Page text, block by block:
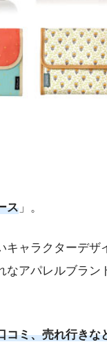
ス 」。
ャラクターデザ
アパレルブラ
コミ、売れ行き